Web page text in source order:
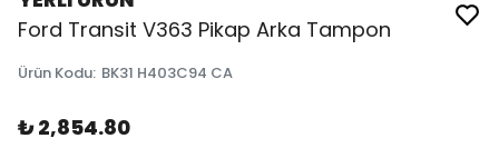
Ford Transit V363 Pikap Arka Tampon
Ürün Kodu: BK31 H403C94 CA
₺ 2,854.80